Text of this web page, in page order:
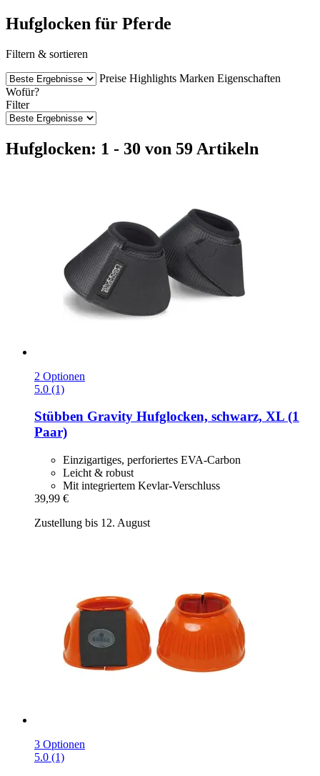
Hufglocken für Pferde
Filtern & sortieren
Preise Highlights Marken Eigenschaften
Wofür?
Filter
Hufglocken: 1 - 30 von 59 Artikeln
2 Optionen
5.0 (1)
Stübben Gravity Hufglocken, schwarz, XL (1
Paar)
Einzigartiges, perforiertes EVA-Carbon
Leicht & robust
Mit integriertem Kevlar-Verschluss
39,99 €
Zustellung bis 12. August
3 Optionen
5.0 (1)